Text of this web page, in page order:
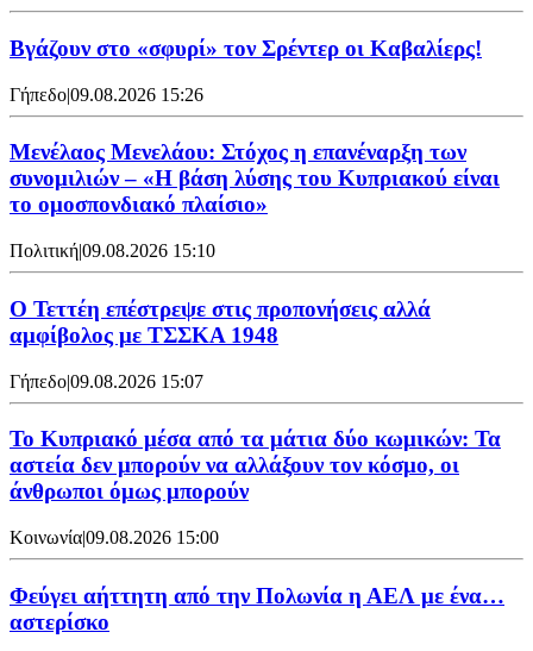
Bγάζουν στο «σφυρί» τον Σρέντερ οι Καβαλίερς!
Γήπεδο|09.08.2026 15:26
Μενέλαος Μενελάου: Στόχος η επανέναρξη των
συνομιλιών – «Η βάση λύσης του Κυπριακού είναι
το ομοσπονδιακό πλαίσιο»
Πολιτική|09.08.2026 15:10
Ο Τεττέη επέστρεψε στις προπονήσεις αλλά
αμφίβολος με ΤΣΣΚΑ 1948
Γήπεδο|09.08.2026 15:07
Το Κυπριακό μέσα από τα μάτια δύο κωμικών: Τα
αστεία δεν μπορούν να αλλάξουν τον κόσμο, οι
άνθρωποι όμως μπορούν
Κοινωνία|09.08.2026 15:00
Φεύγει αήττητη από την Πολωνία η ΑΕΛ με ένα…
αστερίσκο